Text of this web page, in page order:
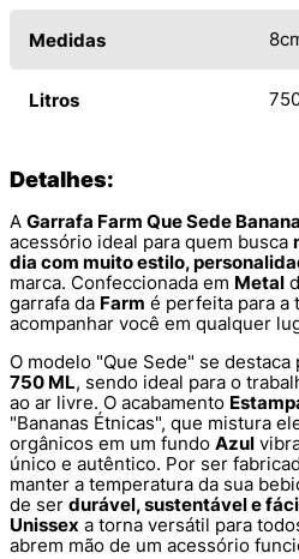
Medidas
Litros
Detalhes:
A Garrafa Farm Que Sede
acessório ideal para quem busca
dia com muito estilo,
marca. Confeccionada em Metal
garrafa da Farm é perfeita para a
acompanhar você em qualquer
O modelo "Que Sede" se destaca
750 ML, sendo ideal para o
ao ar livre. O acabamento
"Bananas Étnicas", que mistura
orgânicos em um fundo Azul
único e autêntico. Por ser
manter a temperatura da sua
de ser durável, sustentável e
Unissex a torna versátil para
abrem mão de um acessório